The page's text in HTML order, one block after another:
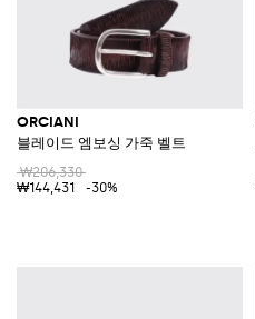
ORCIANI
블레이드 엠보싱 가죽 벨트
₩206,330
₩144,431
-30%